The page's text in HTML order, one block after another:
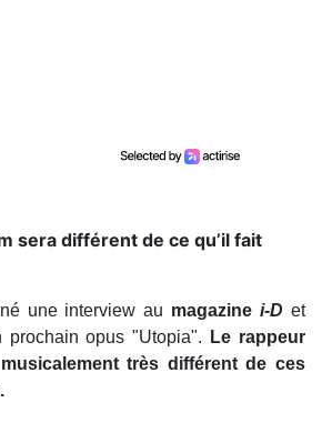
sera différent de ce qu’il fait
une interview au magazine i-D et
prochain opus "Utopia".
Le rappeur
très différent de ces